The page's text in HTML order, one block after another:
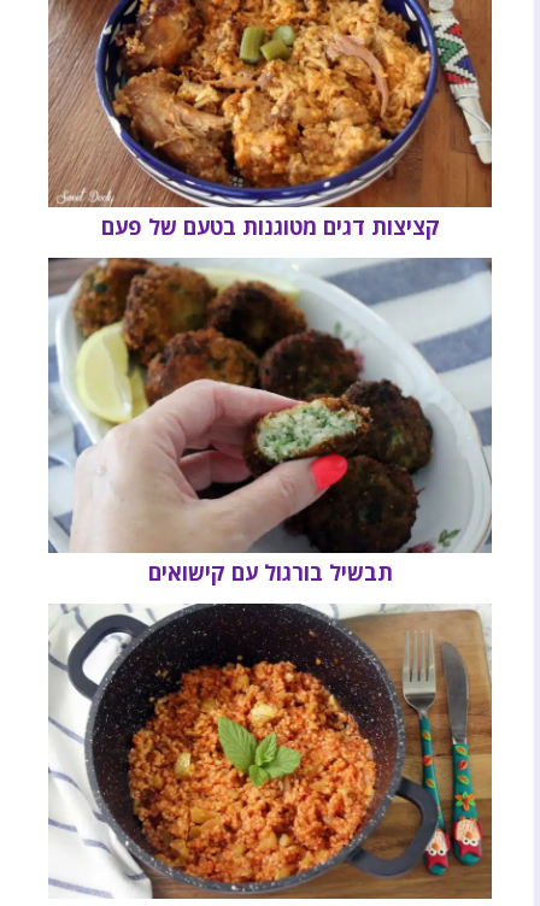
קציצות דגים מטוגנות בטעם של פעם
תבשיל בורגול עם קישואים